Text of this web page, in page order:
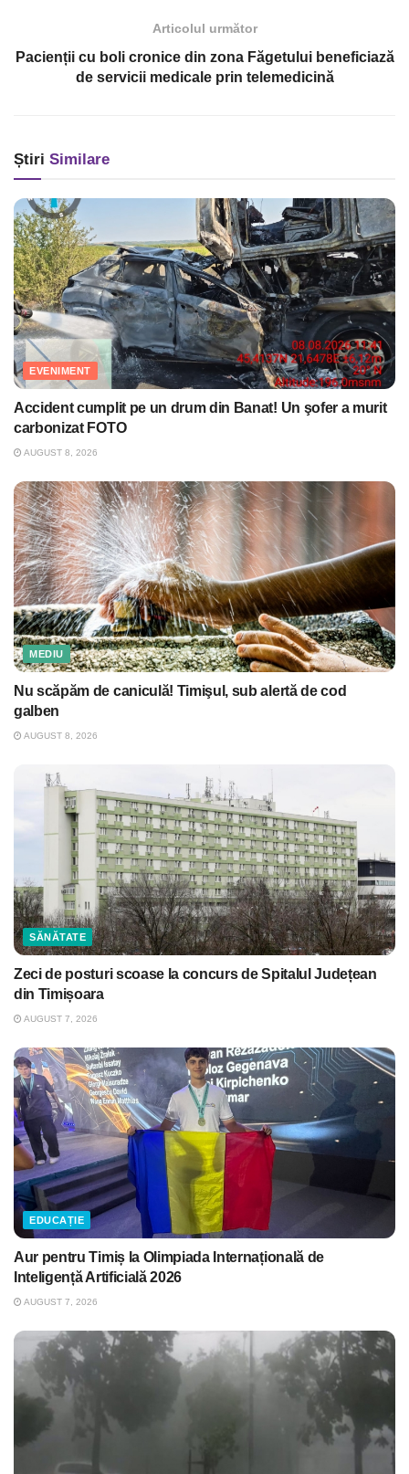
Articolul următor
Pacienții cu boli cronice din zona Făgetului beneficiază
de servicii medicale prin telemedicină
Știri Similare
EVENIMENT
Accident cumplit pe un drum din Banat! Un şofer a murit
carbonizat FOTO
AUGUST 8, 2026
MEDIU
Nu scăpăm de caniculă! Timişul, sub alertă de cod
galben
AUGUST 8, 2026
SĂNĂTATE
Zeci de posturi scoase la concurs de Spitalul Județean
din Timișoara
AUGUST 7, 2026
EDUCAȚIE
Aur pentru Timiș la Olimpiada Internațională de
Inteligență Artificială 2026
AUGUST 7, 2026